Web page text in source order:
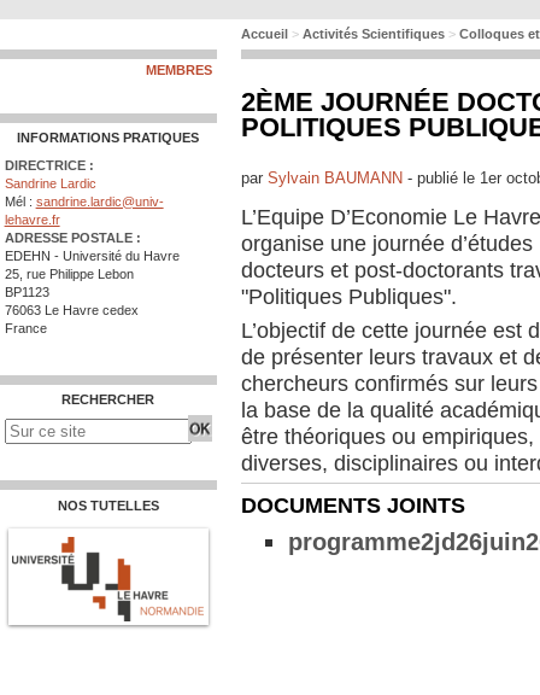
MEMBRES
INFORMATIONS PRATIQUES
DIRECTRICE :
Sandrine Lardic
Mél : sandrine.lardic@univ-
lehavre.fr
ADRESSE POSTALE :
EDEHN - Université du Havre
25, rue Philippe Lebon
BP1123
76063 Le Havre cedex
France
RECHERCHER
NOS TUTELLES
Accueil > Activités Scientifiques > Colloques
2ÈME JOURNÉE
POLITIQUES
par Sylvain BAUMANN - publié le 1er
L’Equipe D’Economie Le
organise une journée
docteurs et post-doctorants
"Politiques Publiques".
L’objectif de cette journée est
de présenter leurs travaux et
chercheurs confirmés sur
la base de la qualité
être théoriques ou
diverses, disciplinaires ou
DOCUMENTS JOINTS